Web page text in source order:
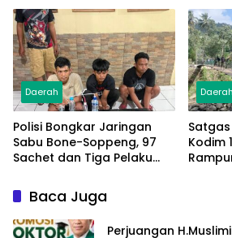
Rp50 Juta
Daerah
Polisi Bongkar Jaringan
Sabu Bone-Soppeng, 97
Sachet dan Tiga Pelaku
Daerah
Satgas
Kodim
Baca Juga
Perjuangan